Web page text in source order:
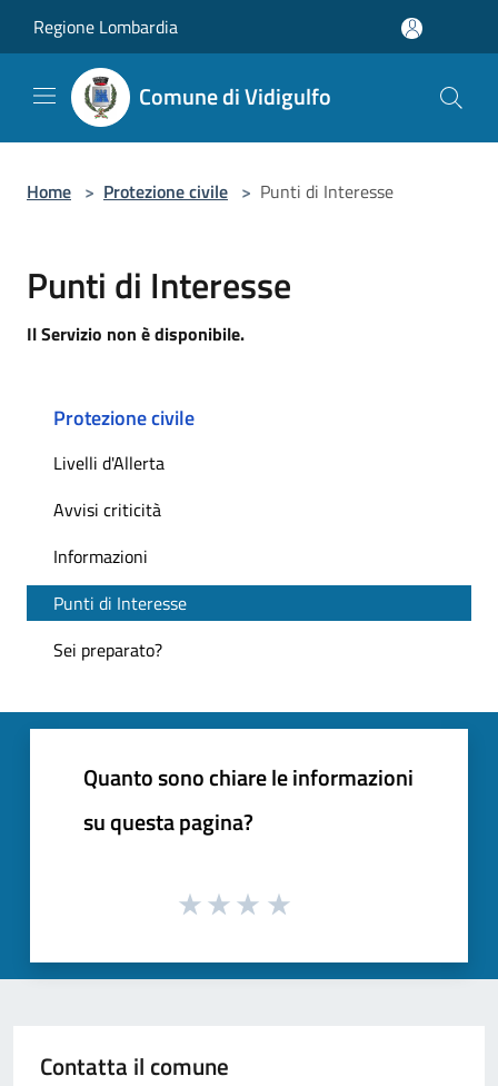
Regione Lombardia
Comune di Vidigulfo
Home > Protezione civile > Punti di Interesse
Punti di Interesse
Il Servizio non è disponibile.
Protezione civile
Livelli d'Allerta
Avvisi criticità
Informazioni
Punti di Interesse
Sei preparato?
Quanto sono chiare le informazioni
su questa pagina?
Contatta il comune